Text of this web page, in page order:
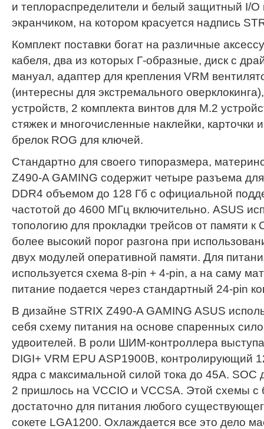
и теплораспределители и белый защитный I/O
экранчиком, на котором красуется надпись
Комплект поставки богат на различные
кабеля, два из которых Г-образные, диск с
мануал, адаптер для крепления VRM
(интересны для экстремального
устройств, 2 комплекта винтов для M.2
стяжек и многочисленные наклейки,
брелок ROG для ключей.
Стандартно для своего типоразмера,
Z490-A GAMING содержит четыре разъема
DDR4 объемом до 128 Гб с официальной
частотой до 4600 МГц включительно. ASUS
топологию для прокладки трейсов от памяти к
более высокий порог разгона при
двух модулей оперативной памяти. Для
используется схема 8-pin + 4-pin, а на саму
питание подается через стандартный 24-pin
В дизайне STRIX Z490-A GAMING ASUS
себя схему питания на основе спаренных
удвоителей. В роли ШИМ-контроллера
DIGI+ VRM EPU ASP1900B, контролирующий
ядра с максимальной силой тока до 45А. SOC
2 пришлось на VCCIO и VCCSA. Этой схемы
достаточно для питания любого
сокете LGA1200. Охлаждается все это дело